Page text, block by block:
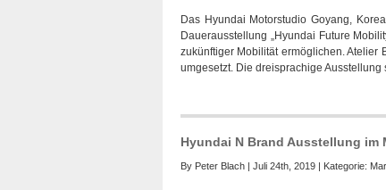
Das Hyundai Motorstudio Goyang,
Dauerausstellung „Hyundai Future
zukünftiger Mobilität ermöglichen. Atelier
umgesetzt. Die dreisprachige
Hyundai N Brand Ausstellung
By Peter Blach | Juli 24th, 2019 | Kategorie: